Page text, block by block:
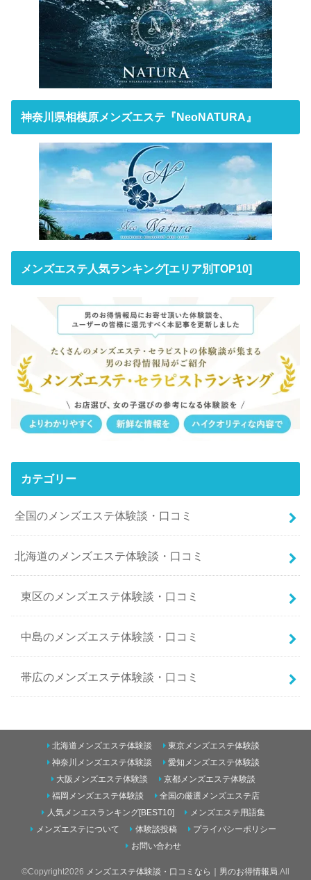
神奈川県相模原メンズエステ『NeoNATURA』
メンズエステ人気ランキング[エリア別TOP10]
カテゴリー
全国のメンズエステ体験談・口コミ
北海道のメンズエステ体験談・口コミ
東区のメンズエステ体験談・口コミ
中島のメンズエステ体験談・口コミ
帯広のメンズエステ体験談・口コミ
東のメンズエステ体験談・口コミ
すすきののメンズエステ体験談・口コミ
五所川原のメンズエステ体験談・口コミ
北海道メンズエステ体験談
東京メンズエステ体験談
神奈川メンズエステ体験談
愛知メンズエステ体験談
大阪メンズエステ体験談
京都メンズエステ体験談
福岡メンズエステ体験談
全国の厳選メンズエステ店
人気メンエスランキング[BEST10]
メンズエステ用語集
メンズエステについて
体験談投稿
プライバシーポリシー
お問い合わせ
©Copyright2026 メンズエステ体験談・口コミなら｜男のお得情報局.All